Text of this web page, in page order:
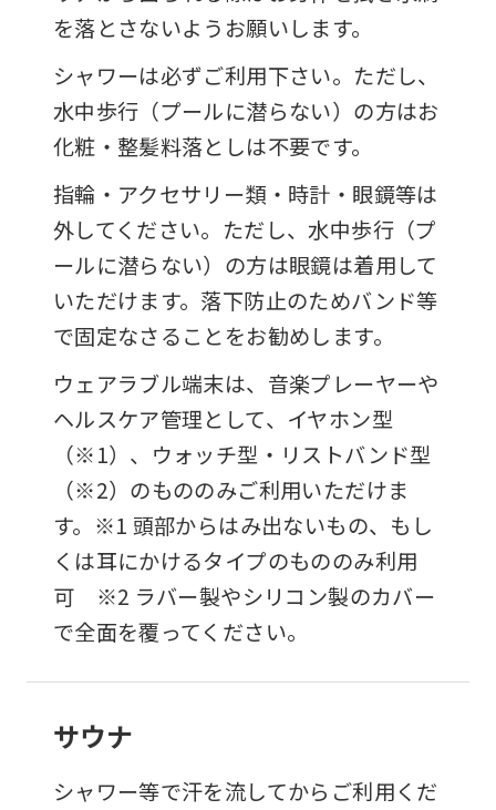
を落とさないようお願いします。
シャワーは必ずご利用下さい。ただし、
水中歩行（プールに潜らない）の方はお
化粧・整髪料落としは不要です。
指輪・アクセサリー類・時計・眼鏡等は
外してください。ただし、水中歩行（プ
ールに潜らない）の方は眼鏡は着用して
いただけます。落下防止のためバンド等
で固定なさることをお勧めします。
ウェアラブル端末は、音楽プレーヤーや
ヘルスケア管理として、イヤホン型
（※1）、ウォッチ型・リストバンド型
（※2）のもののみご利用いただけま
す。※1 頭部からはみ出ないもの、もし
くは耳にかけるタイプのもののみ利用
可 ※2 ラバー製やシリコン製のカバー
で全面を覆ってください。
サウナ
シャワー等で汗を流してからご利用くだ